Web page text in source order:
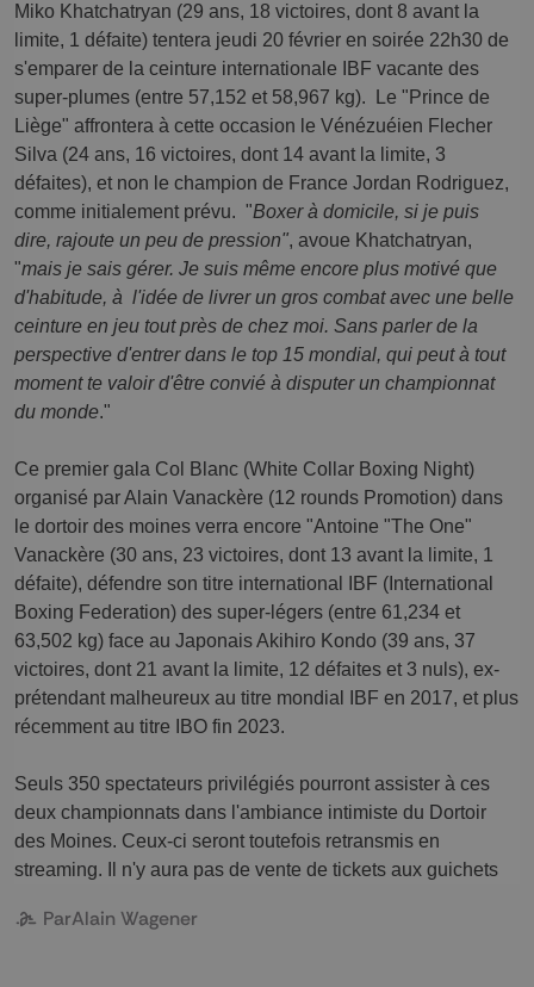
Miko Khatchatryan (29 ans, 18 victoires, dont 8 avant la
limite, 1 défaite) tentera jeudi 20 février en soirée 22h30 de
s'emparer de la ceinture internationale IBF vacante des
super-plumes (entre 57,152 et 58,967 kg).  Le "Prince de
Liège" affrontera à cette occasion le Vénézuéien Flecher
Silva (24 ans, 16 victoires, dont 14 avant la limite, 3
défaites), et non le champion de France Jordan Rodriguez,
comme initialement prévu.  "Boxer à domicile, si je puis
dire, rajoute un peu de pression", avoue Khatchatryan,
"mais je sais gérer. Je suis même encore plus motivé que
d'habitude, à  l'idée de livrer un gros combat avec une belle
ceinture en jeu tout près de chez moi. Sans parler de la
perspective d'entrer dans le top 15 mondial, qui peut à tout
moment te valoir d'être convié à disputer un championnat
du monde."
Ce premier gala Col Blanc (White Collar Boxing Night)
organisé par Alain Vanackère (12 rounds Promotion) dans
le dortoir des moines verra encore "Antoine "The One"
Vanackère (30 ans, 23 victoires, dont 13 avant la limite, 1
défaite), défendre son titre international IBF (International
Boxing Federation) des super-légers (entre 61,234 et
63,502 kg) face au Japonais Akihiro Kondo (39 ans, 37
victoires, dont 21 avant la limite, 12 défaites et 3 nuls), ex-
prétendant malheureux au titre mondial IBF en 2017, et plus
récemment au titre IBO fin 2023.
Seuls 350 spectateurs privilégiés pourront assister à ces
deux championnats dans l'ambiance intimiste du Dortoir
des Moines. Ceux-ci seront toutefois retransmis en
streaming. Il n'y aura pas de vente de tickets aux guichets
ParAlain Wagener